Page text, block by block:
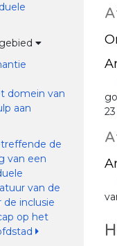
domein van
aan
de
van een
van de
inclusie
op het